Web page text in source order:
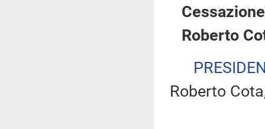
Roberto
Roberto